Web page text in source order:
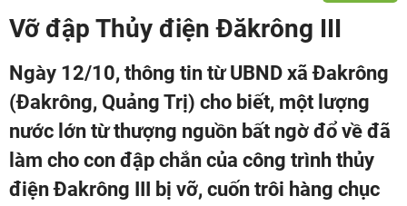
Vỡ đập Thủy điện Đăkrông III
Ngày 12/10, thông tin từ UBND xã Đakrông
(Đakrông, Quảng Trị) cho biết, một lượng
nước lớn từ thượng nguồn bất ngờ đổ về đã
làm cho con đập chắn của công trình thủy
điện Đakrông III bị vỡ, cuốn trôi hàng chục